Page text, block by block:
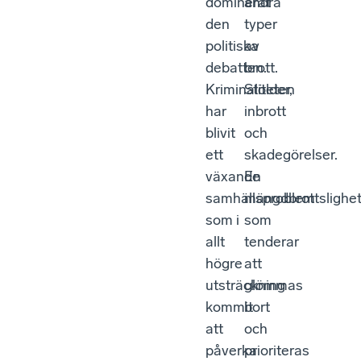
den
politiska
debatten.
Kriminaliteten
har
blivit
ett
växande
samhällsproblem
som i
allt
högre
utsträckning
kommit
att
påverka
typer
av
brott.
Stölder,
inbrott
och
skadegörelser.
En
mängdbrottslighet
som
tenderar
att
glömmas
bort
och
prioriteras